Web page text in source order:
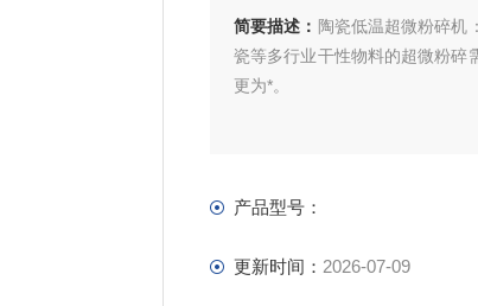
简要描述： 陶瓷低温超微粉碎机
瓷等多行业干性物料的超微粉碎
更为*。
产品型号：
更新时间： 2026-07-09